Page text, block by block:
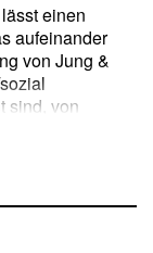
einen
aufeinander
von Jung &
sind, von
&